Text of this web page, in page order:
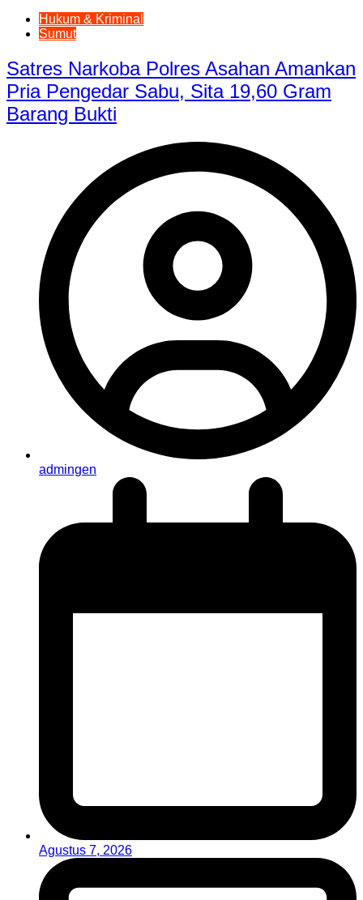
Hukum & Kriminal
Sumut
Satres Narkoba Polres Asahan Amankan
Pria Pengedar Sabu, Sita 19,60 Gram
Barang Bukti
admingen
Agustus 7, 2026